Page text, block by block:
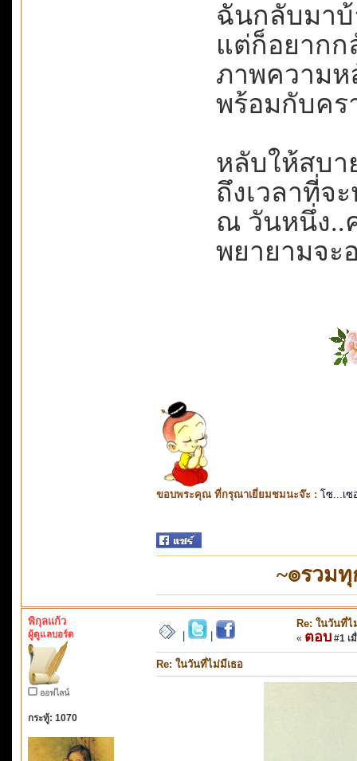
ฉันกลับมาบ้
แต่ก็อยากก
ภาพความห
พร้อมกับคร
หลับให้สบา
ถึงเวลาที่จ
ณ วันหนึ่ง..
พยายามจะ
ขอบพระคุณ ที่กรุณาเยี่ยมชมนะจ๊ะ : โซ...เซ
~๏รวม
พิกุลแก้ว
ผู้ดูแลบอร์ด
ออฟไลน์
กระทู้: 1070
Re: ในวันที่ไ
« ตอบ #1 เ
Re: ในวันที่ไม่มีเธอ